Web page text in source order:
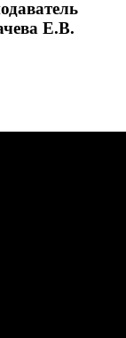
Е.В.